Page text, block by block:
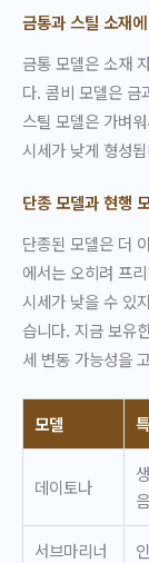
금통과 스틸 소재
금통 모델은 소재
다. 콤비 모델은 금
스틸 모델은 가벼
시세가 낮게 형성
단종 모델과 현행
단종된 모델은 더
에서는 오히려 프
시세가 낮을 수 있
습니다. 지금 보유
세 변동 가능성을
모델
데이토나
음
서브마리너